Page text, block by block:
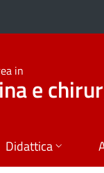
in
e
Didattica